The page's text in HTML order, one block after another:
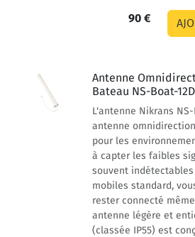
90 €
Antenne
Bateau NS-Boat-12D
L'antenne Nikrans
antenne
pour les
à capter les faibles
souvent
mobiles standard,
rester connecté
antenne légère et
(classée IP55) est